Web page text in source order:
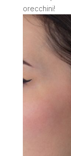
orecchini!